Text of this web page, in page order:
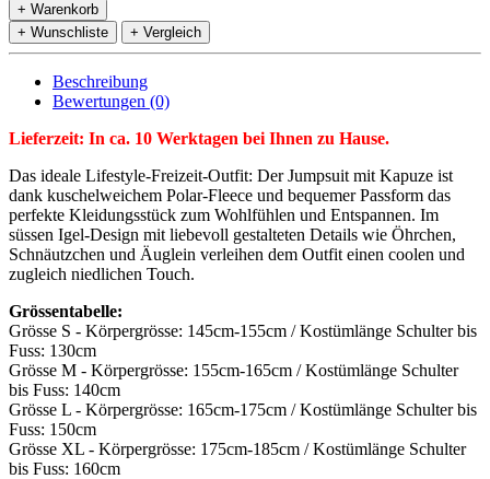
+ Warenkorb
+ Wunschliste
+ Vergleich
Beschreibung
Bewertungen (0)
Lieferzeit: In ca. 10 Werktagen bei Ihnen zu Hause.
Das ideale Lifestyle-Freizeit-Outfit: Der Jumpsuit mit Kapuze ist
dank kuschelweichem Polar-Fleece und bequemer Passform das
perfekte Kleidungsstück zum Wohlfühlen und Entspannen. Im
süssen Igel-Design mit liebevoll gestalteten Details wie Öhrchen,
Schnäutzchen und Äuglein verleihen dem Outfit einen coolen und
zugleich niedlichen Touch.
Grössentabelle:
Grösse S - Körpergrösse: 145cm-155cm / Kostümlänge Schulter bis
Fuss: 130cm
Grösse M - Körpergrösse: 155cm-165cm / Kostümlänge Schulter
bis Fuss: 140cm
Grösse L - Körpergrösse: 165cm-175cm / Kostümlänge Schulter bis
Fuss: 150cm
Grösse XL - Körpergrösse: 175cm-185cm / Kostümlänge Schulter
bis Fuss: 160cm